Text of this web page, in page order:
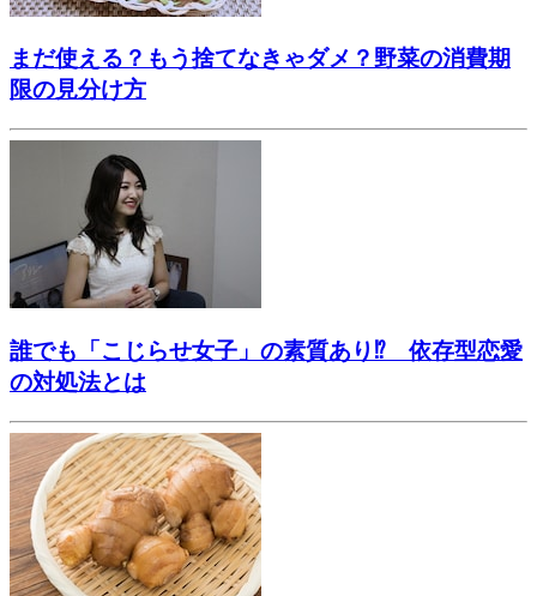
まだ使える？もう捨てなきゃダメ？野菜の消費期
限の見分け方
誰でも「こじらせ女子」の素質あり⁉ 依存型恋愛
の対処法とは